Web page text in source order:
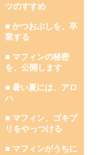
ツのすすめ
■ かつおぶしを、卒
業する
■ マフィンの秘密
を、公開します
■ 暑い夏には、アロ
ハ
■ マフィン、ゴキブ
リをやっつける
■ マフィンがうちに